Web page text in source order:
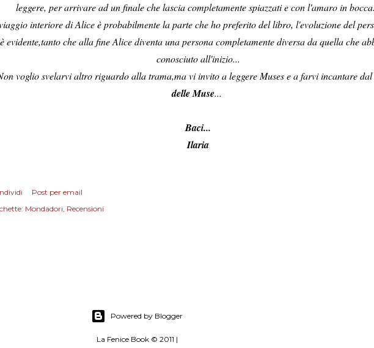
leggere, per arrivare ad un finale che lascia completamente spiazzati e con l'amaro in
interiore di Alice è probabilmente la parte che ho preferito del libro, l'evoluzione del
è evidente,tanto che alla fine Alice diventa una persona completamente diversa da quella che
conosciuto all'inizio...
voglio svelarvi altro riguardo alla trama,ma vi invito a leggere Muses e a farvi incantare dal
delle Muse...
Baci...
Ilaria
Post per email
Mondadori Recensioni
Powered by Blogger
La Fenice Book © 2011 |